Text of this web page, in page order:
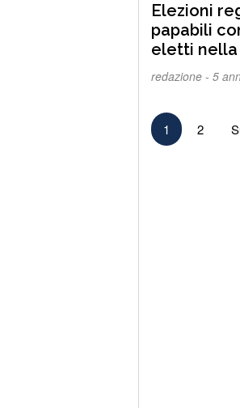
Elezioni
papabili
eletti nella
Calabria
redazione - 5
1 2